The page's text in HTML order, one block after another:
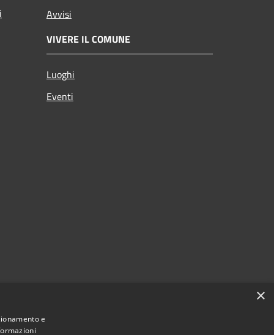
Avvisi
VIVERE IL COMUNE
Luoghi
Eventi
×
e